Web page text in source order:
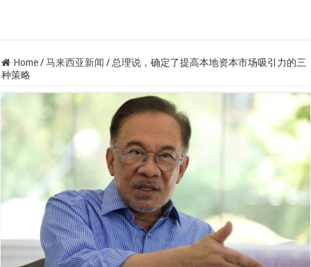
Home / 马来西亚新闻 / 总理说，确定了提高本地资本市场吸引力的三
种策略